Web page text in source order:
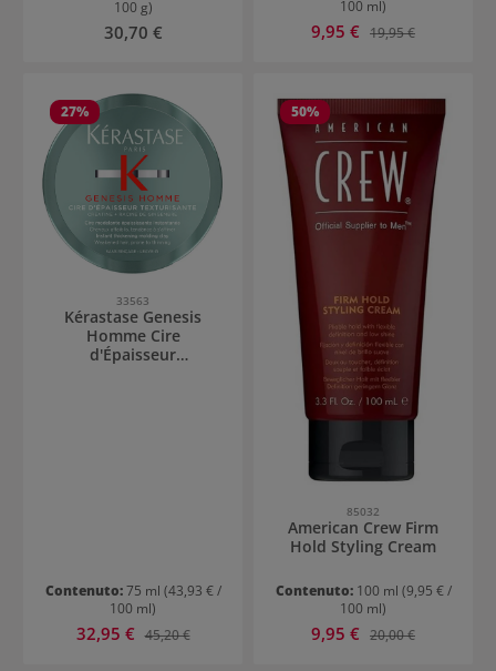
100 g)
Prezzo normale:
30,70 €
100 ml)
Prezzo di vendita:
9,95 € Prezzo normale:
19,95 €
27%
33563
Kérastase Genesis
Homme Cire
d'Épaisseur
Contenuto:75 ml (43,93 € /
100 ml)
Prezzo di vendita:
32,95 € Prezzo normale:
45,20 €
50%
85032
American Crew Firm
Hold Styling Cream
Contenuto: 100 ml (9,95 € /
100 ml)
Prezzo di vendita:
9,95 € Prezzo normale:
20,00 €